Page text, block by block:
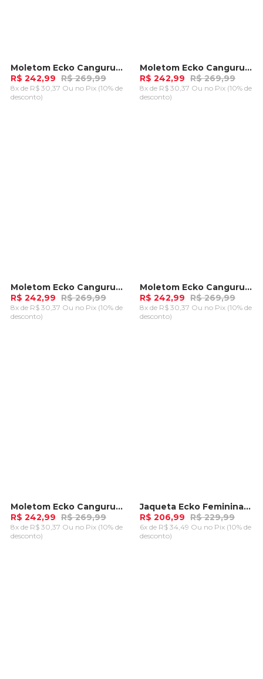
-10%Moletom Ecko Canguru Aberto Preto
R$ 242,99 R$ 269,99
8x de R$ 30,37 Ou no Pix (10% de
desconto)
-10%Moletom Ecko Canguru Aberto Branco Off
R$ 242,99 R$ 269,99
8x de R$ 30,37 Ou no Pix (10% de
desconto)
-10%Moletom Ecko Canguru Aberto Cinza Mescla
R$ 242,99 R$ 269,99
8x de R$ 30,37 Ou no Pix (10% de
desconto)
-10%Moletom Ecko Canguru Aberto Preto Mescla
R$ 242,99 R$ 269,99
8x de R$ 30,37 Ou no Pix (10% de
desconto)
-10%Moletom Ecko Canguru Aberto Preto Mescla
R$ 242,99 R$ 269,99
8x de R$ 30,37 Ou no Pix (10% de
desconto)
-10%Jaqueta Ecko Feminina Jeans Azul
R$ 206,99 R$ 229,99
6x de R$ 34,49 Ou no Pix (10% de
desconto)